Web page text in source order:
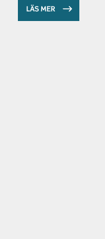
LÄS MER